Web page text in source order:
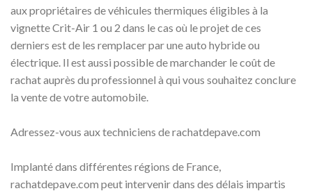
aux propriétaires de véhicules thermiques éligibles à la
vignette Crit-Air 1 ou 2 dans le cas où le projet de ces
derniers est de les remplacer par une auto hybride ou
électrique. Il est aussi possible de marchander le coût de
rachat auprès du professionnel à qui vous souhaitez conclure
la vente de votre automobile.
Adressez-vous aux techniciens de rachatdepave.com
Implanté dans différentes régions de France,
rachatdepave.com peut intervenir dans des délais impartis